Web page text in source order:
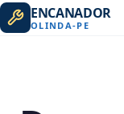
ENCANADOR
OLINDA-PE